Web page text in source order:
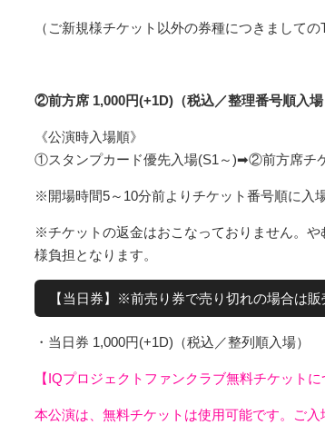
（ご新規様チケット以外の券種につきまして
②前方席 1,000円(+1D)（税込／整理番号順入場
《公演時入場順》
①スタンプカード優先入場(S1～)➡②前方席チ
※開場時間5～10分前よりチケット番号順に入
※チケットの返金はおこなっておりません。
様負担となります。
【当日券】※前売り券で売り切れの場合は販
・当日券 1,000円(+1D)（税込／整列順入場）
【IQプロジェクトファンクラブ無料チケットに
本公演は、無料チケットは使用可能です。ご